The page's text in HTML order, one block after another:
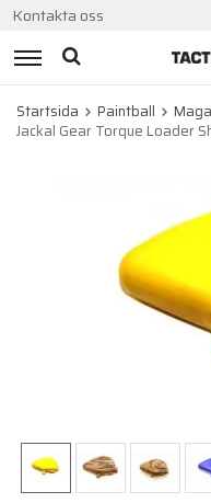
Kontakta oss
Startsida Paintball
Jackal Gear Torque Loader